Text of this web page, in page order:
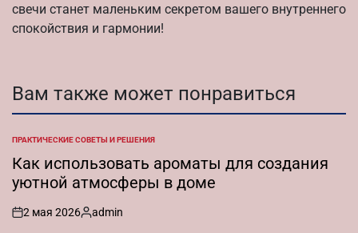
свечи станет маленьким секретом вашего внутреннего
спокойствия и гармонии!
Вам также может понравиться
ОПУБЛИКОВАНО
В
ПРАКТИЧЕСКИЕ СОВЕТЫ И РЕШЕНИЯ
Как использовать ароматы для создания
уютной атмосферы в доме
on
2 мая 2026
Запись
admin